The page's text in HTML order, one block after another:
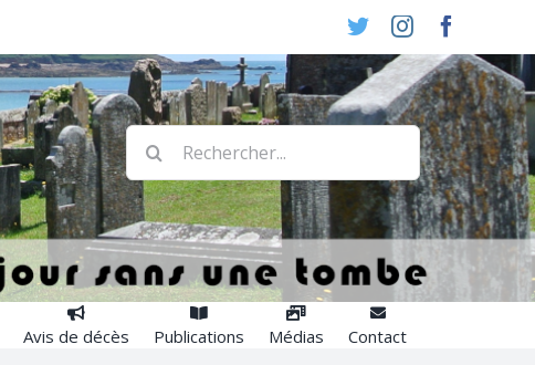
TwitterInstagram
Rechercher:
Avis de décès Publications Médias Contact